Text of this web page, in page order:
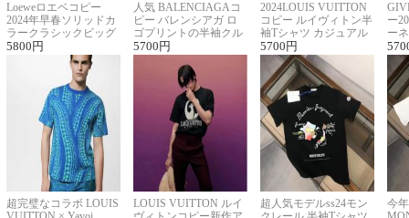
Loeweロエベコピー
2024年早春ソリッドカ
ラークラシックビッグ
ロゴ刺繍Tシャツ
5800 円
人気 BALENCIAGAコ
ピー バレンシアガ ロ
ゴプリントの半袖クル
ーネックTシャツ
5700 円
2024LOUIS VUITTON
コピー ルイヴィトン半
袖Tシャツ カジュアル
に馴染む 2色展開
5700 円
ー
ー
ー
超完璧なコラボ LOUIS
LOUIS VUITTON ルイ
超人気モデルss24モン
今